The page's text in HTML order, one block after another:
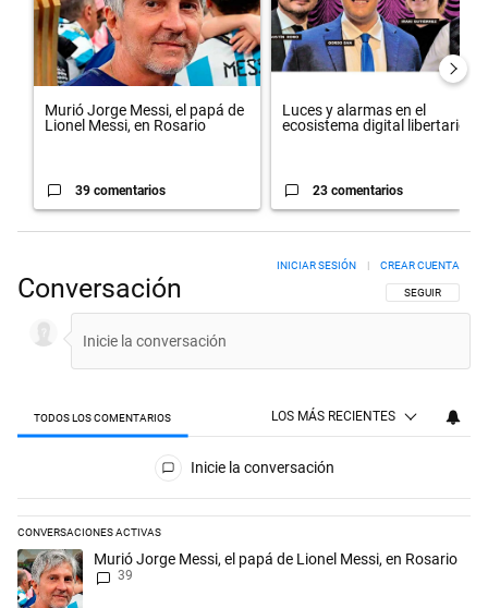
Murió Jorge Messi, el papá de
Lionel Messi, en Rosario
39 comentarios
Luces y alarmas en el
ecosistema digital libertario
23 comentarios
Conversación SIGA ESTA
SEGUIR
INICIAR SESIÓN CREAR CUENTA
TODOS LOS COMENTARIOS LOS MÁS RECIENTES
Todos los comentarios
Inicie la conversación
CONVERSACIONES ACTIVAS
Este listado muestra los artículos con más comentarios en los
Un artículo de tendencia con el título "Murió Jorge Messi, el papá de
Murió Jorge Messi, el papá de Lionel Messi, en Rosario
39